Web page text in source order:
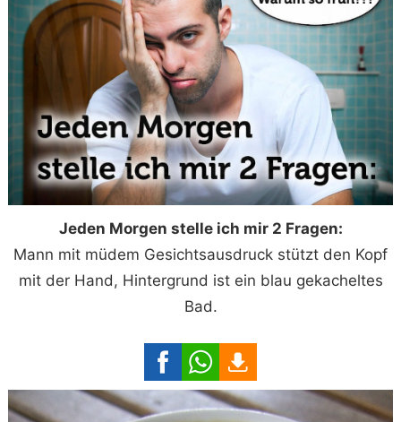
Jeden Morgen stelle ich mir 2 Fragen:
Mann mit müdem Gesichtsausdruck stützt den Kopf
mit der Hand, Hintergrund ist ein blau gekacheltes
Bad.